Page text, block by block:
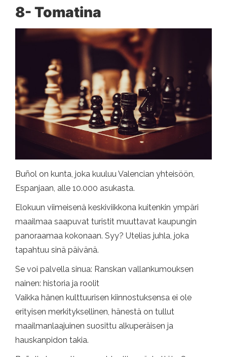
8- Tomatina
Buñol on kunta, joka kuuluu Valencian yhteisöön,
Espanjaan, alle 10.000 asukasta.
Elokuun viimeisenä keskiviikkona kuitenkin ympäri
maailmaa saapuvat turistit muuttavat kaupungin
panoraamaa kokonaan. Syy? Utelias juhla, joka
tapahtuu sinä päivänä.
Se voi palvella sinua: Ranskan vallankumouksen
nainen: historia ja roolit
Vaikka hänen kulttuurisen kiinnostuksensa ei ole
erityisen merkityksellinen, hänestä on tullut
maailmanlaajuinen suosittu alkuperäisen ja
hauskanpidon takia.